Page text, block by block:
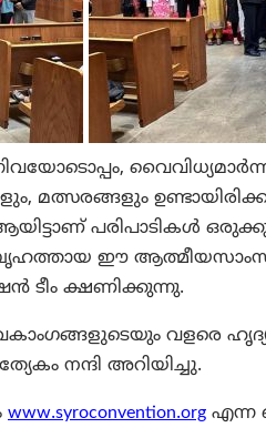
മത്സരങ്ങളും
പരിപാടികൾ
ഈ
ടീം ക്ഷണിക്കുന്നു.
വളരെ
നന്ദി അറിയിച്ചു.
www.syroconvention.org എന്ന